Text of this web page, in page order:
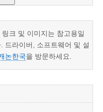
크 및 이미지는 참고용일
드라이버, 소프트웨어 및 설
논한국을 방문하세요.